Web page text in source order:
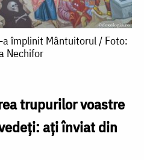
a împlinit Mântuitorul / Foto:
Nechifor
trupurilor voastre
ați înviat din